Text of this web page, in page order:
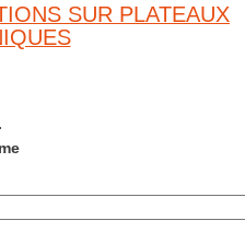
SUR PLATEAUX